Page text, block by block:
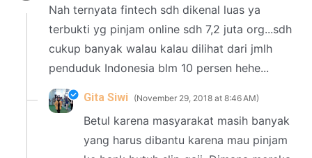
Nah ternyata fintech sdh dikenal luas ya
terbukti yg pinjam online sdh 7,2 juta org...sdh
cukup banyak walau kalau dilihat dari jmlh
penduduk Indonesia blm 10 persen hehe...
Gita Siwi November 29, 2018 at 8:46 AM
Betul karena masyarakat masih banyak
yang harus dibantu karena mau pinjam